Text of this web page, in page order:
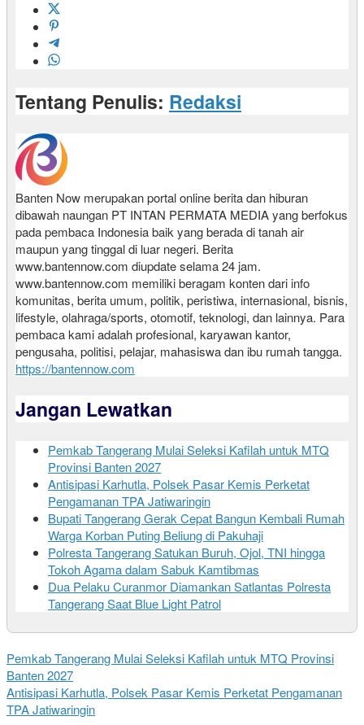
Tentang Penulis: Redaksi
Banten Now merupakan portal online berita dan hiburan
dibawah naungan PT INTAN PERMATA MEDIA yang berfokus
pada pembaca Indonesia baik yang berada di tanah air
maupun yang tinggal di luar negeri. Berita
www.bantennow.com diupdate selama 24 jam.
www.bantennow.com memiliki beragam konten dari info
komunitas, berita umum, politik, peristiwa, internasional, bisnis,
lifestyle, olahraga/sports, otomotif, teknologi, dan lainnya. Para
pembaca kami adalah profesional, karyawan kantor,
pengusaha, politisi, pelajar, mahasiswa dan ibu rumah tangga.
https://bantennow.com
Jangan Lewatkan
Pemkab Tangerang Mulai Seleksi Kafilah untuk MTQ
Provinsi Banten 2027
Antisipasi Karhutla, Polsek Pasar Kemis Perketat
Pengamanan TPA Jatiwaringin
Bupati Tangerang Gerak Cepat Bangun Kembali Rumah
Warga Korban Puting Beliung di Pakuhaji
Polresta Tangerang Satukan Buruh, Ojol, TNI hingga
Tokoh Agama dalam Sabuk Kamtibmas
Dua Pelaku Curanmor Diamankan Satlantas Polresta
Tangerang Saat Blue Light Patrol
Pemkab Tangerang Mulai Seleksi Kafilah untuk MTQ Provinsi
Banten 2027
Antisipasi Karhutla, Polsek Pasar Kemis Perketat Pengamanan
TPA Jatiwaringin